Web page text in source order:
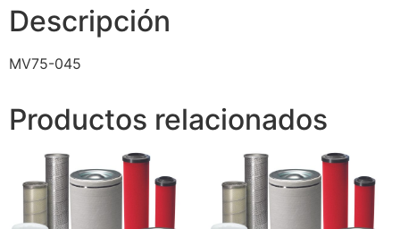
Descripción
MV75-045
Productos relacionados